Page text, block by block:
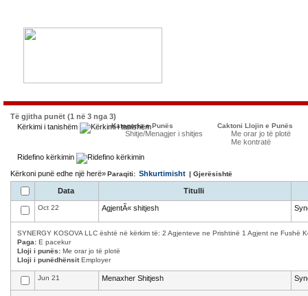
Të gjitha punët (1 në 3 nga 3)
Kërkimi i tanishëm
Kategoria e Punës
Shitje/Menagjer i shitjes
Caktoni Llojin e Punës
Me orar jo të plotë
Me kontratë
Ridefino kërkimin
Kërkoni punë edhe një herë»Paraqiti: Shkurtimisht | Gjerësishtë
Data Titulli
Oct 22 AgjentÃ« shitjesh
SYNERGY KOSOVA LLC është në kërkim të: 2 Agjenteve ne Prishtinë 1 Agjent ne Fushë
Paga: E pacekur
Lloji i punës: Me orar jo të plotë
Lloji i punëdhënsitEmployer
Jun 21 Menaxher Shitjesh